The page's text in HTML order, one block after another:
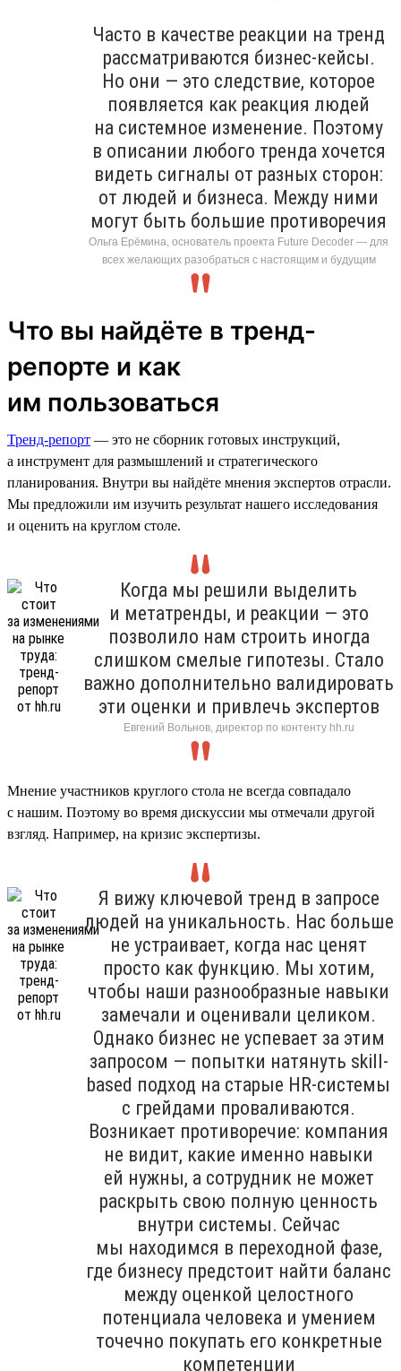
Часто в качестве реакции на тренд
рассматриваются бизнес-кейсы.
Но они — это следствие, которое
появляется как реакция людей
на системное изменение. Поэтому
в описании любого тренда хочется
видеть сигналы от разных сторон:
от людей и бизнеса. Между ними
могут быть большие противоречия
Ольга Ерёмина, основатель проекта Future Decoder — для
всех желающих разобраться с настоящим и будущим
Что вы найдёте в тренд-
репорте и как
им пользоваться
Тренд-репорт — это не сборник готовых инструкций,
а инструмент для размышлений и стратегического
планирования. Внутри вы найдёте мнения экспертов отрасли.
Мы предложили им изучить результат нашего исследования
и оценить на круглом столе.
Когда мы решили выделить
и метатренды, и реакции — это
позволило нам строить иногда
слишком смелые гипотезы. Стало
важно дополнительно валидировать
эти оценки и привлечь экспертов
Евгений Вольнов, директор по контенту hh.ru
Мнение участников круглого стола не всегда совпадало
с нашим. Поэтому во время дискуссии мы отмечали другой
взгляд. Например, на кризис экспертизы.
Я вижу ключевой тренд в запросе
людей на уникальность. Нас больше
не устраивает, когда нас ценят
просто как функцию. Мы хотим,
чтобы наши разнообразные навыки
замечали и оценивали целиком.
Однако бизнес не успевает за этим
запросом — попытки натянуть skill-
based подход на старые HR-системы
с грейдами проваливаются.
Возникает противоречие: компания
не видит, какие именно навыки
ей нужны, а сотрудник не может
раскрыть свою полную ценность
внутри системы. Сейчас
мы находимся в переходной фазе,
где бизнесу предстоит найти баланс
между оценкой целостного
потенциала человека и умением
точечно покупать его конкретные
компетенции